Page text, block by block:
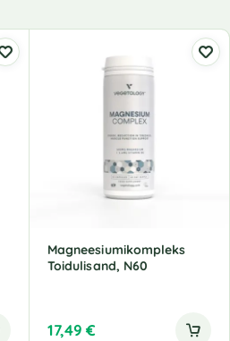
Magneesiumikompleks
Toidulisand, N60
17,49 €